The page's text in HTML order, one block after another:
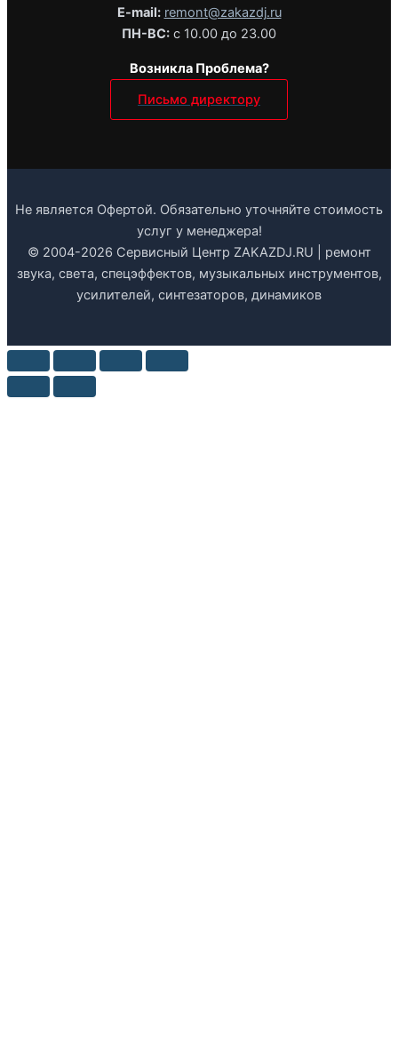
E-mail: remont@zakazdj.ru
ПН-ВС: с 10.00 до 23.00
Возникла Проблема?
Письмо директору
Не является Офертой. Обязательно уточняйте стоимость
услуг у менеджера!
© 2004-2026 Сервисный Центр ZAKAZDJ.RU | ремонт
звука, света, спецэффектов, музыкальных инструментов,
усилителей, синтезаторов, динамиков